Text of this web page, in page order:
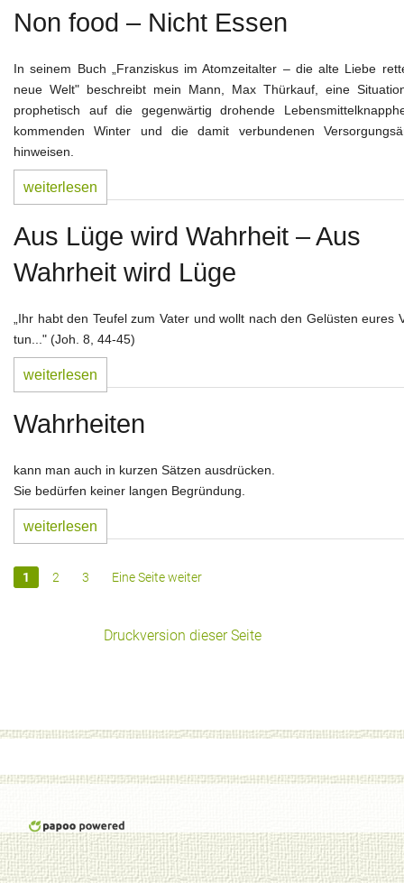
Non food – Nicht Essen
In seinem Buch „Franziskus im Atomzeitalter – die alte Liebe
neue Welt" beschreibt mein Mann, Max Thürkauf, eine
prophetisch auf die gegenwärtig drohende
kommenden Winter und die damit verbundenen
hinweisen.
weiterlesen
Aus Lüge wird Wahrheit – Aus
Wahrheit wird Lüge
„Ihr habt den Teufel zum Vater und wollt nach den Gelüsten eures
tun..." (Joh. 8, 44-45)
weiterlesen
Wahrheiten
kann man auch in kurzen Sätzen ausdrücken.
Sie bedürfen keiner langen Begründung.
weiterlesen
1 2 3 Eine Seite weiter
Druckversion dieser Seite